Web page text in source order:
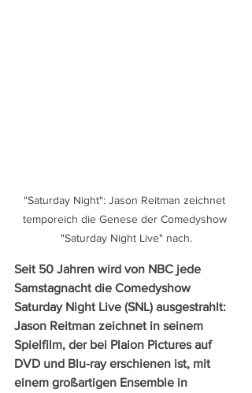
"Saturday Night": Jason Reitman zeichnet
temporeich die Genese der Comedyshow
"Saturday Night Live" nach.
Seit 50 Jahren wird von NBC jede
Samstagnacht die Comedyshow
Saturday Night Live (SNL) ausgestrahlt:
Jason Reitman zeichnet in seinem
Spielfilm, der bei Plaion Pictures auf
DVD und Blu-ray erschienen ist, mit
einem großartigen Ensemble in